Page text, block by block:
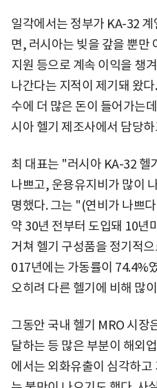
일각에서는 정부가 KA-32
면, 러시아는 빚을 갚을 뿐만
지원 등으로 계속 이익을 챙
나간다는 지적이 제기돼 왔
수에 더 많은 돈이 들어가는
시아 헬기 제조사에서 담당
최 대표는 "러시아 KA-32 헬
나쁘고, 운용유지비가 많이
명했다. 그는 "(연비가 나쁘
약 30년 전부터 도입돼 10년
거쳐 헬기 구성품을 정기적
017년에는 가동률이 74.4%
오히려 다른 헬기에 비해 많
그동안 국내 헬기 MRO 시장
달하는 등 많은 부분이 해외
에서는 외화유출이 심각하